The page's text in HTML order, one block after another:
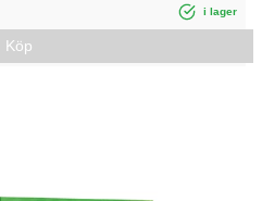
i lager
Köp